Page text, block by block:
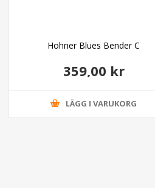
Hohner Blues Bender C
359,00 kr
LÄGG I VARUKORG